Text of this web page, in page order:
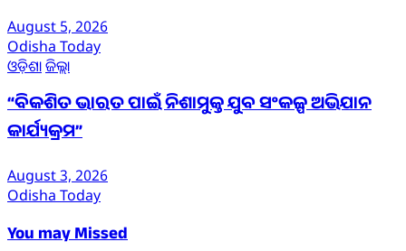
August 5, 2026
Odisha Today
ଓଡ଼ିଶାଜିଲ୍ଲା
“ବିକଶିତ ଭାରତ ପାଇଁ ନିଶାମୁକ୍ତ ଯୁବ ସଂକଳ୍ପ ଅଭିଯାନ
କାର୍ଯ୍ୟକ୍ରମ”
August 3, 2026
Odisha Today
You may Missed